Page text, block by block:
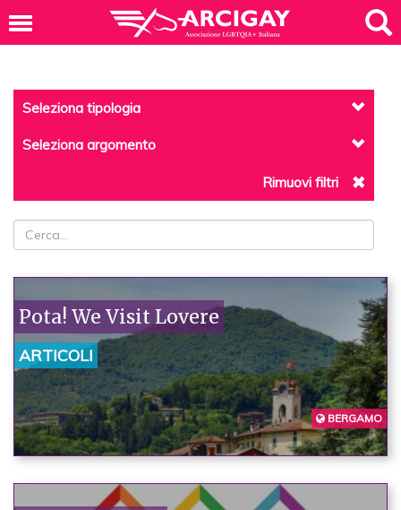
Seleziona tipologia
Seleziona argomento
Rimuovi filtri
Pota! We Visit Lovere
ARTICOLI
BERGAMO